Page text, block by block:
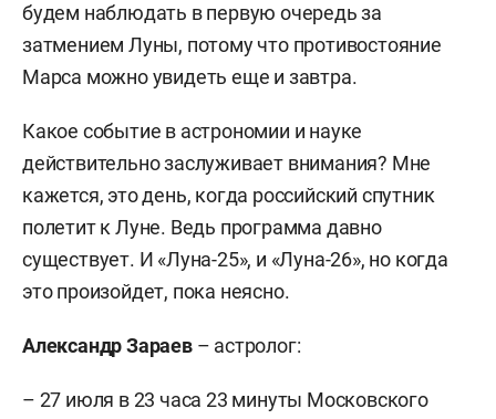
будем наблюдать в первую очередь за
затмением Луны, потому что противостояние
Марса можно увидеть еще и завтра.
Какое событие в астрономии и науке
действительно заслуживает внимания? Мне
кажется, это день, когда российский спутник
полетит к Луне. Ведь программа давно
существует. И «Луна-25», и «Луна-26», но когда
это произойдет, пока неясно.
Александр Зараев– астролог:
– 27 июля в 23 часа 23 минуты Московского